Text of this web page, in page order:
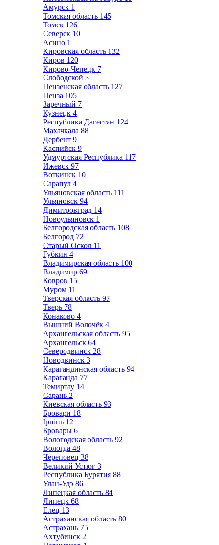
Амурск 1
Томская область 145
Томск 126
Северск 10
Асино 1
Кировская область 132
Киров 120
Кирово-Чепецк 7
Слободской 3
Пензенская область 127
Пенза 105
Заречный 7
Кузнецк 4
Республика Дагестан 124
Махачкала 88
Дербент 9
Каспийск 9
Удмуртская Республика 117
Ижевск 97
Воткинск 10
Сарапул 4
Ульяновская область 111
Ульяновск 94
Димитровград 14
Новоульяновск 1
Белгородская область 108
Белгород 72
Старый Оскол 11
Губкин 4
Владимирская область 100
Владимир 69
Ковров 15
Муром 11
Тверская область 97
Тверь 78
Конаково 4
Вышний Волочёк 4
Архангельская область 95
Архангельск 64
Северодвинск 28
Новодвинск 3
Карагандинская область 94
Караганда 77
Темиртау 14
Сарань 2
Киевская область 93
Бровари 18
Ірпінь 12
Бровары 6
Вологодская область 92
Вологда 48
Череповец 38
Великий Устюг 3
Республика Бурятия 88
Улан-Удэ 86
Липецкая область 84
Липецк 68
Елец 13
Астраханская область 80
Астрахань 75
Ахтубинск 2